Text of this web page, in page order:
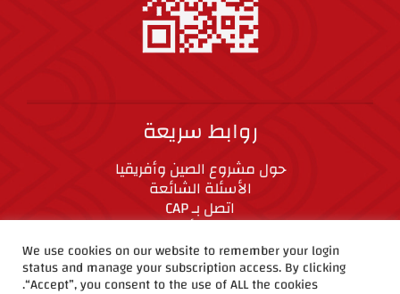
روابط سريعة
حول مشروع الصين وأفريقيا
الأسئلة الشائعة
اتصل بـ CAP
المعايير الأخلاقية
We use cookies on our website to remember your login
status and manage your subscription access. By clicking
“Accept”, you consent to the use of ALL the cookies.